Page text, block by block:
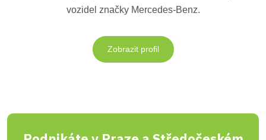
vozidel značky Mercedes-Benz.
Zobrazit profil